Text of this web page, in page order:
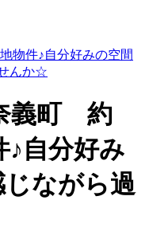
物件♪自分好みの空間
んか☆
義町 約
♪自分好み
ながら過